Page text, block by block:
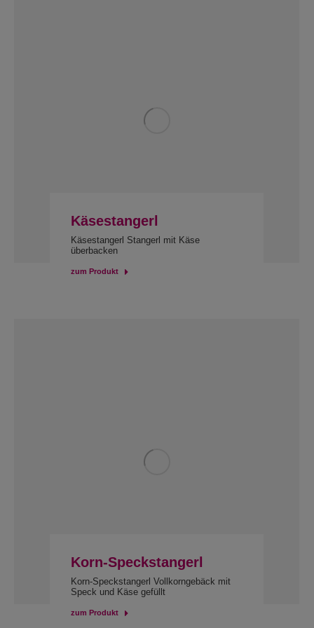
Käsestangerl
Käsestangerl Stangerl mit Käse
überbacken
zum Produkt
Korn-Speckstangerl
Korn-Speckstangerl Vollkorngebäck mit
Speck und Käse gefüllt
zum Produkt